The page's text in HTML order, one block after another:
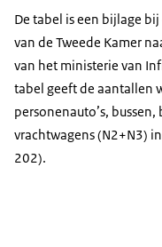
De tabel is een bijlage
van de Tweede Kamer
van het ministerie van
tabel geeft de aantallen
personenauto’s,
vrachtwagens (N2+N3)
202).